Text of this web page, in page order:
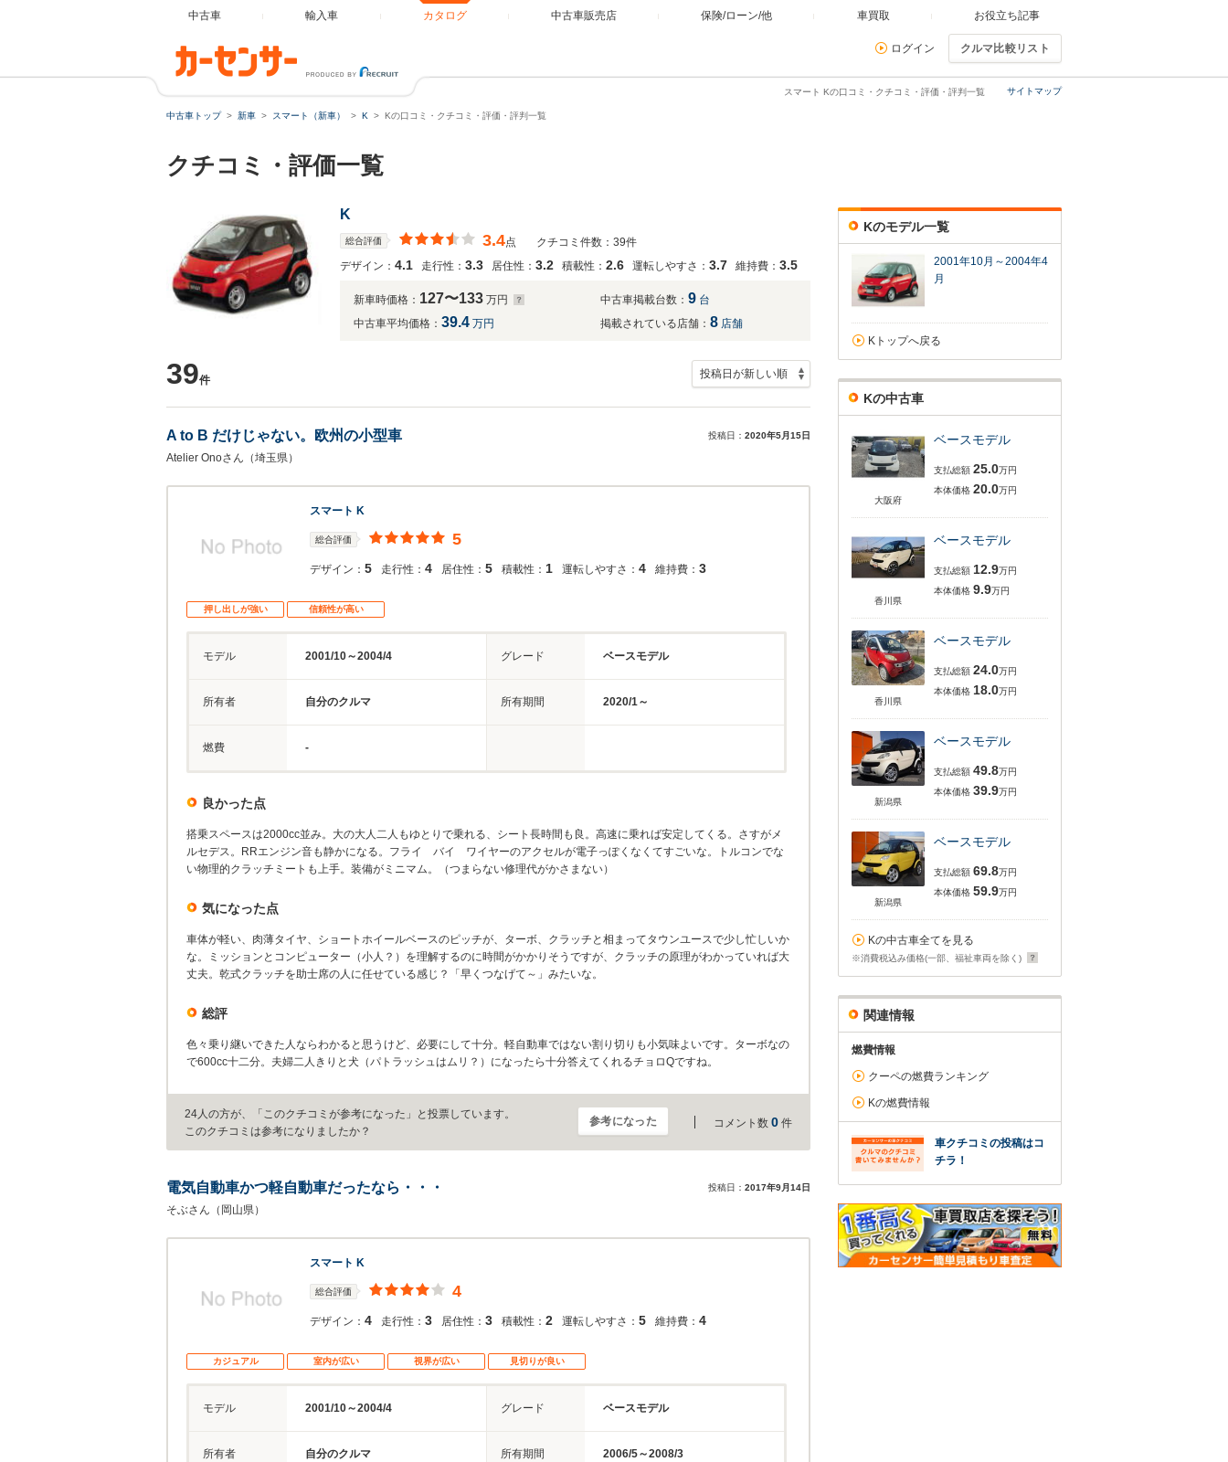
中古車 輸入車 カタログ 中古車販売店 保険/ローン/他 車買取 お役立ち記事
ログイン クルマ比較リスト
サイトマップ
スマート Kの口コミ・クチコミ・評価・評判一覧
中古車トップ 新車 スマート（新車） K Kの口コミ・クチコミ・評価・評判一覧
クチコミ・評価一覧
K
総合評価 3.4点
クチコミ件数：39件
デザイン： 4.1 走行性： 3.3 居住性： 3.2 積載性： 2.6 運転しやすさ： 3.7 維持費： 3.5
新車時価格： 127〜133 万円 中古車掲載台数： 9 台
中古車平均価格： 39.4 万円 掲載されている店舗： 8 店舗
39件
A to B だけじゃない。欧州の小型車 投稿日： 2020年5月15日
Atelier Onoさん（埼玉県）
スマート K
総合評価 5
デザイン： 5 走行性： 4 居住性： 5 積載性： 1 運転しやすさ： 4 維持費： 3
押し出しが強い 信頼性が高い
モデル 2001/10～2004/4 グレード ベースモデル
所有者 自分のクルマ 所有期間 2020/1～
燃費 -
良かった点
搭乗スペースは2000cc並み。大の大人二人もゆとりで乗れる、シート長時間も良。高速に乗れば安定してくる。さすがメ
ルセデス。RRエンジン音も静かになる。フライ バイ ワイヤーのアクセルが電子っぽくなくてすごいな。トルコンでな
い物理的クラッチミートも上手。装備がミニマム。（つまらない修理代がかさまない）
気になった点
車体が軽い、肉薄タイヤ、ショートホイールベースのピッチが、ターボ、クラッチと相まってタウンユースで少し忙しいか
な。ミッションとコンピューター（小人？）を理解するのに時間がかかりそうですが、クラッチの原理がわかっていれば大
丈夫。乾式クラッチを助士席の人に任せている感じ？「早くつなげて～」みたいな。
総評
色々乗り継いできた人ならわかると思うけど、必要にして十分。軽自動車ではない割り切りも小気味よいです。ターボなの
で600cc十二分。夫婦二人きりと犬（パトラッシュはムリ？）になったら十分答えてくれるチョロQですね。
24人の方が、「このクチコミが参考になった」と投票しています。
このクチコミは参考になりましたか？
参考になった コメント数 0 件
電気自動車かつ軽自動車だったなら・・・ 投稿日： 2017年9月14日
そぶさん（岡山県）
スマート K
総合評価 4
デザイン： 4 走行性： 3 居住性： 3 積載性： 2 運転しやすさ： 5 維持費： 4
カジュアル 室内が広い 視界が広い 見切りが良い
モデル 2001/10～2004/4 グレード ベースモデル
所有者 自分のクルマ 所有期間 2006/5～2008/3
Kのモデル一覧
2001年10月～2004年4
月
Kトップへ戻る
Kの中古車
大阪府
ベースモデル
支払総額 25.0万円
本体価格 20.0万円
香川県
ベースモデル
支払総額 12.9万円
本体価格 9.9万円
香川県
ベースモデル
支払総額 24.0万円
本体価格 18.0万円
新潟県
ベースモデル
支払総額 49.8万円
本体価格 39.9万円
新潟県
ベースモデル
支払総額 69.8万円
本体価格 59.9万円
Kの中古車全てを見る
※消費税込み価格(一部、福祉車両を除く)
関連情報
燃費情報
クーペの燃費ランキング
Kの燃費情報
車クチコミの投稿はコ
チラ！